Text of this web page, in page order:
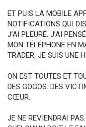
ET PUIS LA MOBILE
NOTIFICATIONS QUI
J’AI PLEURÉ. J’AI
MON TÉLÉPHONE EN
TRADER, JE SUIS UNE
ON EST TOUTES ET
DES GOGOS. DES
CŒUR.
JE NE REVIENDRAI